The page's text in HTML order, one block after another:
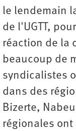
le lendemain
de l'UGTT,
réaction de la
beaucoup de
syndicalistes
dans des
Bizerte,
régionales